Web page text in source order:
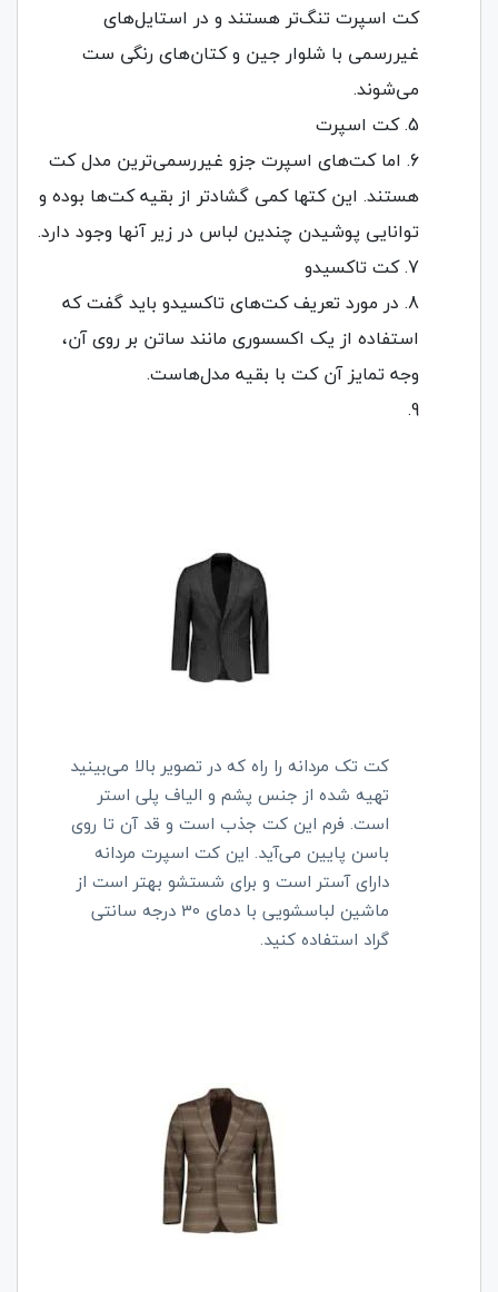
کت اسپرت تنگ‌تر هستند و در استایل‌های
غیررسمی با شلوار جین و کتان‌های رنگی ست
می‌شوند.
کت اسپرت
اما کت‌های اسپرت جزو غیررسمی‌ترین مدل کت
هستند. این کتها کمی گشادتر از بقیه کت‌ها بوده و
توانایی پوشیدن چندین لباس در زیر آنها وجود دارد.
کت تاکسیدو
در مورد تعریف کت‌های تاکسیدو باید گفت که
استفاده از یک اکسسوری مانند ساتن بر روی آن،
وجه تمایز آن کت با بقیه مدل‌هاست.
کت تک مردانه را راه که در تصویر بالا می‌بینید
تهیه شده از جنس پشم و الیاف پلی استر
است. فرم این کت جذب است و قد آن تا روی
باسن پایین می‌آید. این کت اسپرت مردانه
دارای آستر است و برای شستشو بهتر است از
ماشین لباسشویی با دمای 30 درجه سانتی
گراد استفاده کنید.